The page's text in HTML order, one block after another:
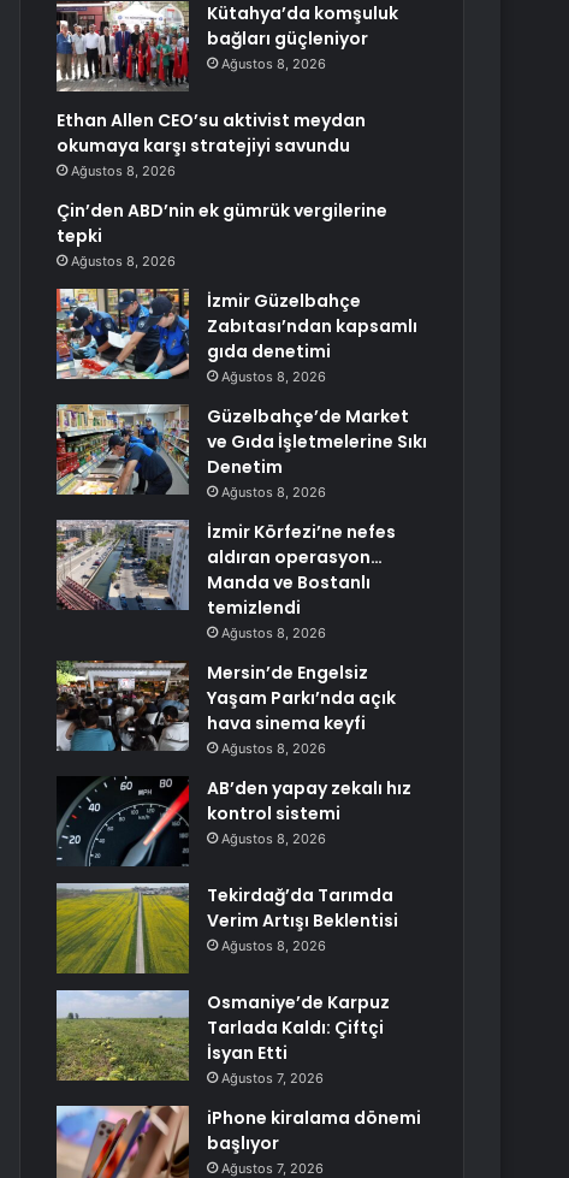
Kütahya’da komşuluk
bağları güçleniyor
Ağustos 8, 2026
Ethan Allen CEO’su aktivist meydan
okumaya karşı stratejiyi savundu
Ağustos 8, 2026
Çin’den ABD’nin ek gümrük vergilerine
tepki
Ağustos 8, 2026
İzmir Güzelbahçe
Zabıtası’ndan kapsamlı
gıda denetimi
Ağustos 8, 2026
Güzelbahçe’de Market
ve Gıda İşletmelerine Sıkı
Denetim
Ağustos 8, 2026
İzmir Körfezi’ne nefes
aldıran operasyon…
Manda ve Bostanlı
temizlendi
Ağustos 8, 2026
Mersin’de Engelsiz
Yaşam Parkı’nda açık
hava sinema keyfi
Ağustos 8, 2026
AB’den yapay zekalı hız
kontrol sistemi
Ağustos 8, 2026
Tekirdağ’da Tarımda
Verim Artışı Beklentisi
Ağustos 8, 2026
Osmaniye’de Karpuz
Tarlada Kaldı: Çiftçi
İsyan Etti
Ağustos 7, 2026
iPhone kiralama dönemi
başlıyor
Ağustos 7, 2026